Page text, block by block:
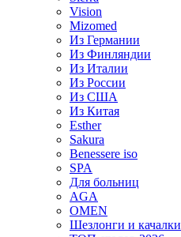
Vision
Mizomed
Из Германии
Из Финляндии
Из Италии
Из России
Из США
Из Китая
Esther
Sakura
Benessere iso
SPA
Для больниц
AGA
OMEN
Шезлонги и качалки